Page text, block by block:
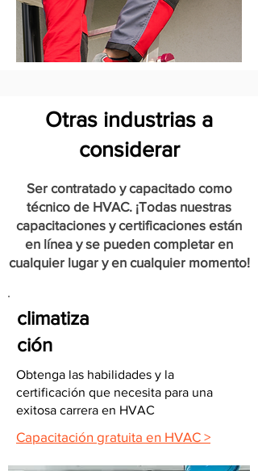
Otras industrias a
considerar
Ser contratado y capacitado como
técnico de HVAC. ¡Todas nuestras
capacitaciones y certificaciones están
en línea y se pueden completar en
cualquier lugar y en cualquier momento!
climatiza
ción
Obtenga las habilidades y la
certificación que necesita para una
exitosa carrera en HVAC
Capacitación gratuita en HVAC >